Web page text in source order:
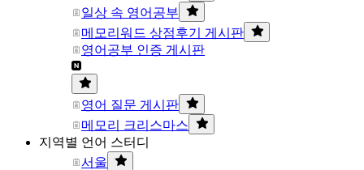
일상 속 영어공부
메모리워드 상점후기 게시판
영어공부 인증 게시판
영어 질문 게시판
메모리 크리스마스
지역별 언어 스터디
서울